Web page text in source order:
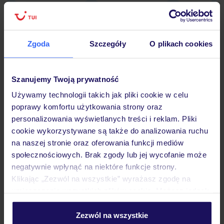
Zgoda Szczegóły O plikach cookies
Szanujemy Twoją prywatność
Używamy technologii takich jak pliki cookie w celu
poprawy komfortu użytkowania strony oraz
personalizowania wyświetlanych treści i reklam. Pliki
cookie wykorzystywane są także do analizowania ruchu
na naszej stronie oraz oferowania funkcji mediów
społecznościowych. Brak zgody lub jej wycofanie może
negatywnie wpłynąć na niektóre funkcje strony.
Klikając „Zezwól na wszystkie” wyrażasz zgodę na
personalizować swój wybór wchodząc w zakładkę
Zezwól na wszystkie
Hotel
Opinie
Pokoje
Wyżywienie
Atrakcje